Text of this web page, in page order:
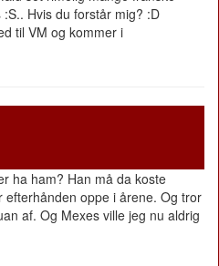
Hvis du forstår mig? :D
til VM og kommer i
ha ham? Han må da koste
oppe i årene. Og tror
af. Og Mexes ville jeg nu aldrig